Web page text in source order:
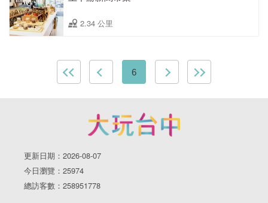
2.34 公里
6
更新日期：2026-08-07
今日瀏覽：25974
總訪客數：258951778